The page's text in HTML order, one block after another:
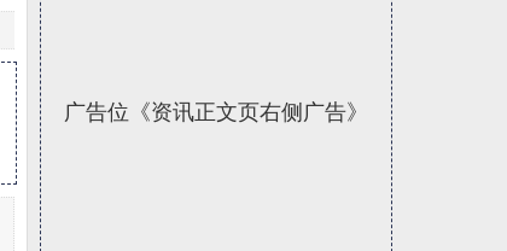
广告位《资讯正文页右侧广告》